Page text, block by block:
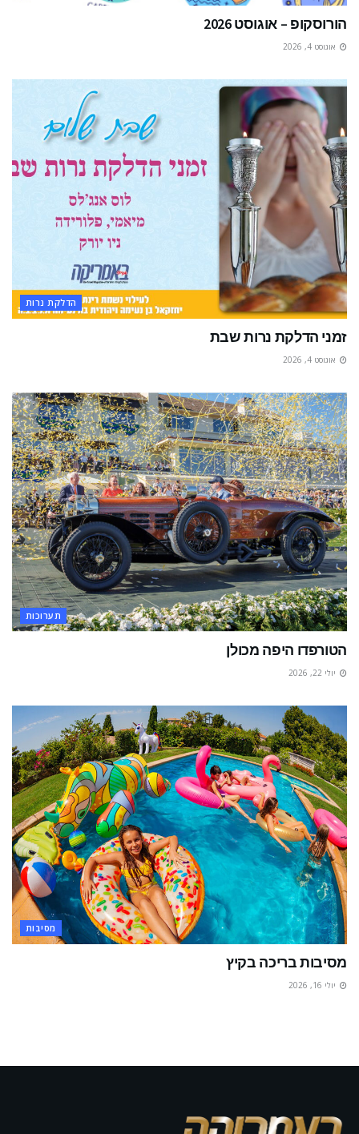
הורוסקופ – אוגוסט 2026
אוגוסט 4, 2026
הדלקת נרות
זמני הדלקת נרות שבת
אוגוסט 4, 2026
תערוכות
הטורפדו היפה מכולן
יולי 22, 2026
מסיבות
מסיבות בריכה בקיץ
יולי 16, 2026